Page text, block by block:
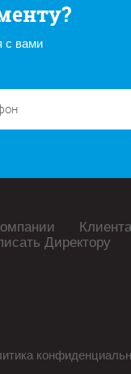
с вами
Директору